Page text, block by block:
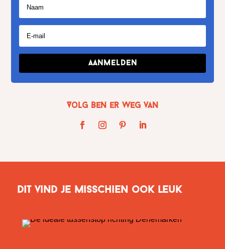
Aanmelden
Volg Ben er weg van
Dit vind je misschien ook leuk